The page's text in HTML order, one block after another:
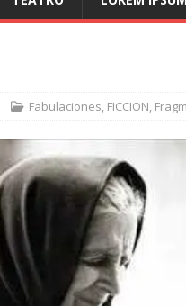
Fabulaciones, FICCION,